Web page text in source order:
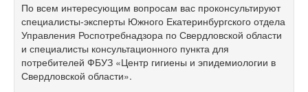
По всем интересующим вопросам вас проконсультируют
специалисты-эксперты Южного Екатеринбургского отдела
Управления Роспотребнадзора по Свердловской области
и специалисты консультационного пункта для
потребителей ФБУЗ «Центр гигиены и эпидемиологии в
Свердловской области».